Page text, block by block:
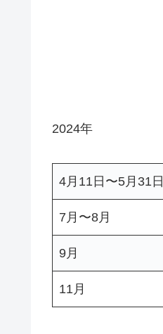
2024年
4月11日〜5月31日
7月〜8月
9月
11月